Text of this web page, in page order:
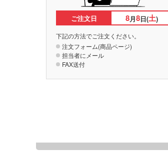
ご注文日 8月8日(土)
下記の方法でご注文ください。
注文フォーム(商品ページ)
担当者にメール
FAX送付